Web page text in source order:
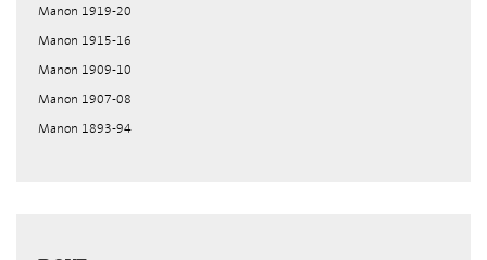
Manon 1919-20
Manon 1915-16
Manon 1909-10
Manon 1907-08
Manon 1893-94